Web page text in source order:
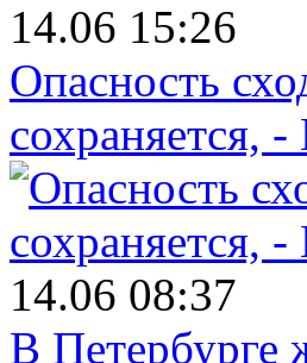
14.06 15:26
Опасность
сохраняется,
14.06 08:37
В Петербурге